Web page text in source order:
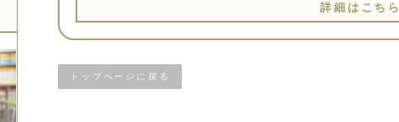
詳細はこちら
トップページに戻る